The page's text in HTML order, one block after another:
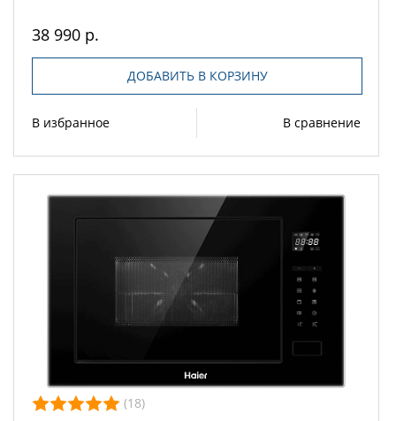
38 990 р.
ДОБАВИТЬ В КОРЗИНУ
В избранное В сравнение
(18)